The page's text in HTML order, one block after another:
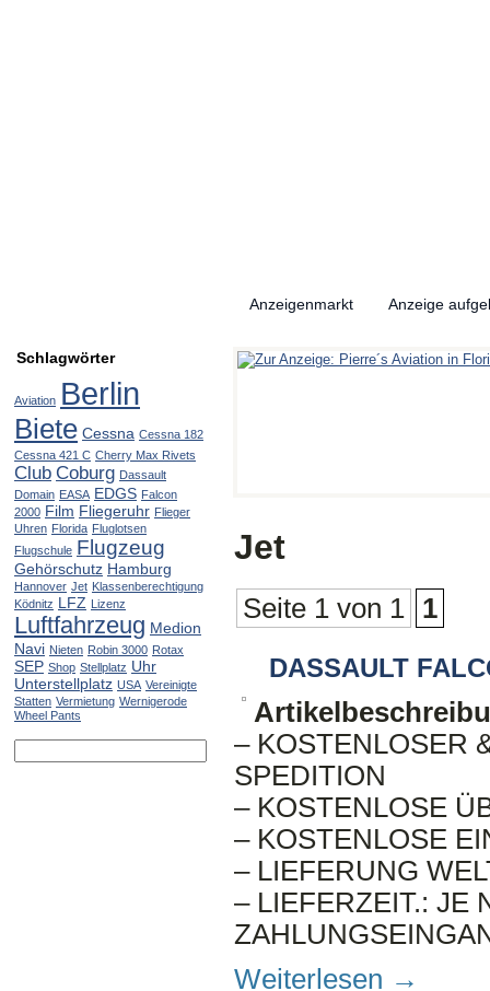
Anzeigenmarkt Anzeige
Schlagwörter
Aviation Berlin
Biete Cessna Cessna 182
Cessna 421 C Cherry Max Rivets
Club Coburg Dassault
Domain EASA EDGS Falcon
2000 Film Fliegeruhr Flieger
Uhren Florida Fluglotsen
Flugschule Flugzeug
Gehörschutz Hamburg
Hannover Jet Klassenberechtigung
Ködnitz LFZ Lizenz
Luftfahrzeug Medion
Navi Nieten Robin 3000 Rotax
SEP Shop Stellplatz Uhr
Unterstellplatz USA Vereinigte
Statten Vermietung Wernigerode
Wheel Pants
Jet
Seite 1 von 1 1
DASSAULT
– KOSTENLOSER
SPEDITION
– KOSTENLOSE
– KOSTENLOSE
– LIEFERUNG
– LIEFERZEIT.: JE
Weiterlesen →